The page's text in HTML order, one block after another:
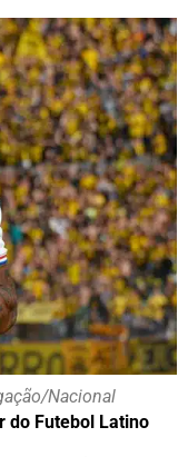
Nacional
do Futebol Latino